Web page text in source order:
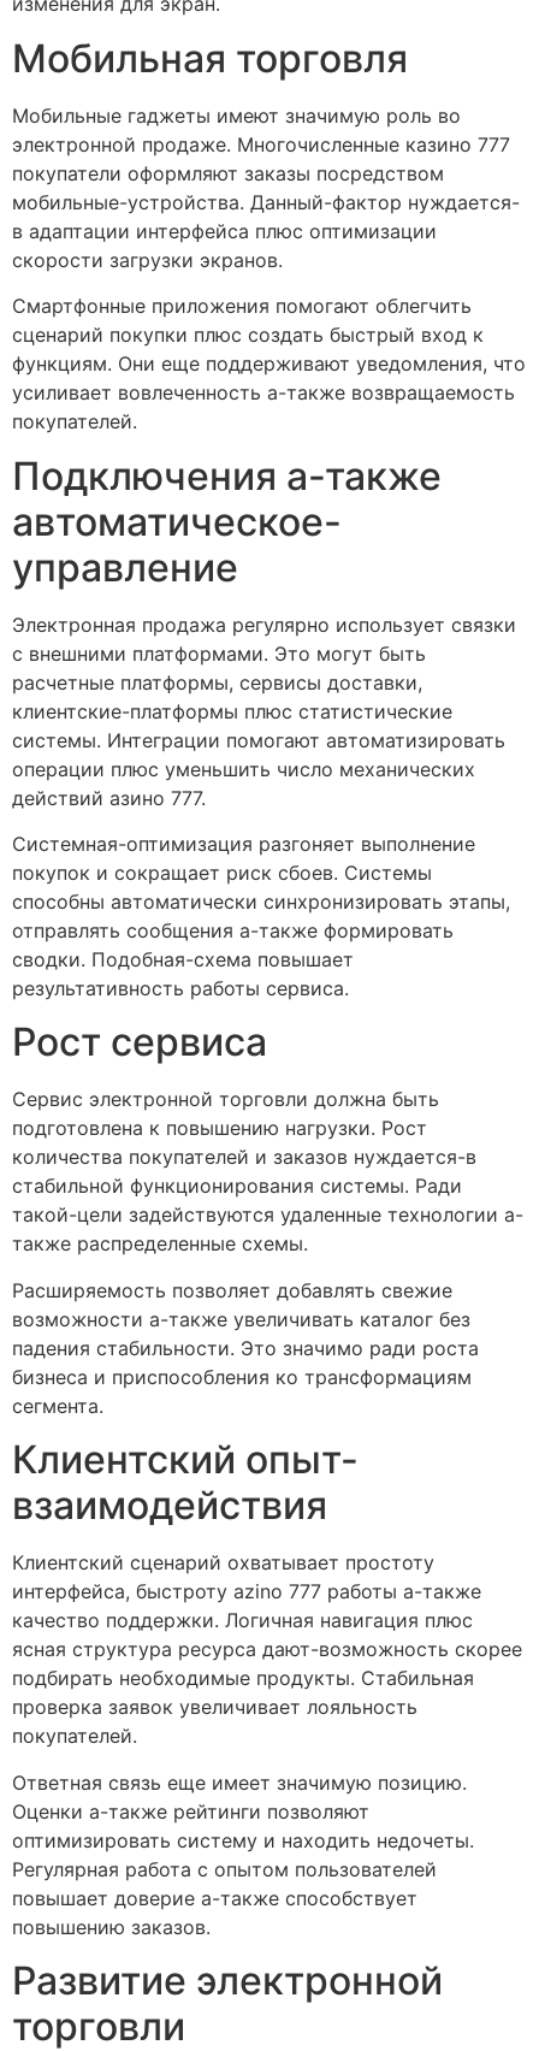
Мобильная торговля
Мобильные гаджеты имеют значимую роль во
электронной продаже. Многочисленные казино 777
покупатели оформляют заказы посредством
мобильные-устройства. Данный-фактор нуждается-
в адаптации интерфейса плюс оптимизации
скорости загрузки экранов.
Смартфонные приложения помогают облегчить
сценарий покупки плюс создать быстрый вход к
функциям. Они еще поддерживают уведомления, что
усиливает вовлеченность а-также возвращаемость
покупателей.
Подключения а-также
автоматическое-
управление
Электронная продажа регулярно использует связки
с внешними платформами. Это могут быть
расчетные платформы, сервисы доставки,
клиентские-платформы плюс статистические
системы. Интеграции помогают автоматизировать
операции плюс уменьшить число механических
действий азино 777.
Системная-оптимизация разгоняет выполнение
покупок и сокращает риск сбоев. Системы
способны автоматически синхронизировать этапы,
отправлять сообщения а-также формировать
сводки. Подобная-схема повышает
результативность работы сервиса.
Рост сервиса
Сервис электронной торговли должна быть
подготовлена к повышению нагрузки. Рост
количества покупателей и заказов нуждается-в
стабильной функционирования системы. Ради
такой-цели задействуются удаленные технологии а-
также распределенные схемы.
Расширяемость позволяет добавлять свежие
возможности а-также увеличивать каталог без
падения стабильности. Это значимо ради роста
бизнеса и приспособления ко трансформациям
сегмента.
Клиентский опыт-
взаимодействия
Клиентский сценарий охватывает простоту
интерфейса, быстроту azino 777 работы а-также
качество поддержки. Логичная навигация плюс
ясная структура ресурса дают-возможность скорее
подбирать необходимые продукты. Стабильная
проверка заявок увеличивает лояльность
покупателей.
Ответная связь еще имеет значимую позицию.
Оценки а-также рейтинги позволяют
оптимизировать систему и находить недочеты.
Регулярная работа с опытом пользователей
повышает доверие а-также способствует
повышению заказов.
Развитие электронной
торговли